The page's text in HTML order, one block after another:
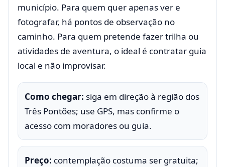
município. Para quem quer apenas ver e
fotografar, há pontos de observação no
caminho. Para quem pretende fazer trilha ou
atividades de aventura, o ideal é contratar guia
local e não improvisar.
Como chegar: siga em direção à região dos
Três Pontões; use GPS, mas confirme o
acesso com moradores ou guia.
Preço: contemplação costuma ser gratuita;